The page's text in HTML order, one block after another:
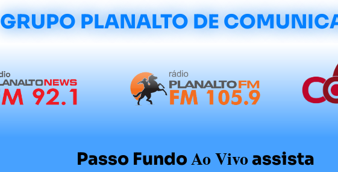
GRUPO PLANALTO DE
Passo FundoAo Vivoassista